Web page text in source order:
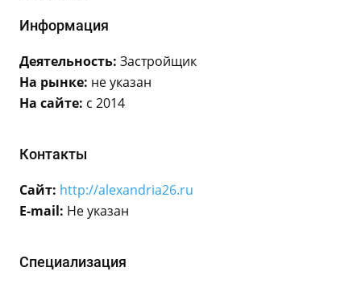
Информация
Деятельность: Застройщик
На рынке: не указан
На сайте: с 2014
Контакты
Сайт: http://alexandria26.ru
E-mail: Не указан
Специализация